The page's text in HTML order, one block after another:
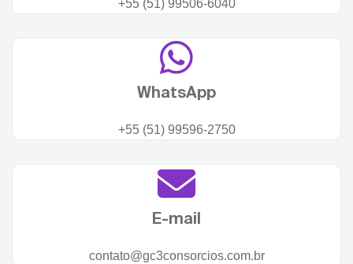
+55 (51) 99506-6040
WhatsApp
+55 (51) 99596-2750
E-mail
contato@gc3consorcios.com.br